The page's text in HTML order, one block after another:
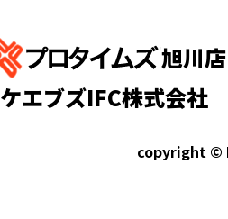
旭川店
ケエブズIFC株式会社
copyright ©